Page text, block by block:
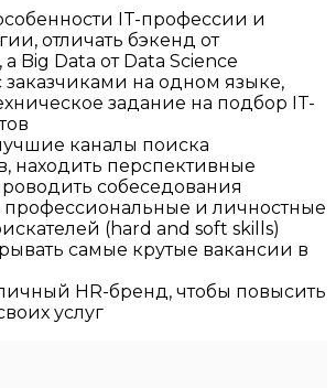
IT-профессии и
отличать бэкенд от
Big Data от Data Science
заказчиками на одном языке,
задание на подбор IT-
каналы поиска
находить перспективные
собеседования
и личностные
(hard and soft skills)
самые крутые вакансии в
HR-бренд, чтобы повысить
услуг